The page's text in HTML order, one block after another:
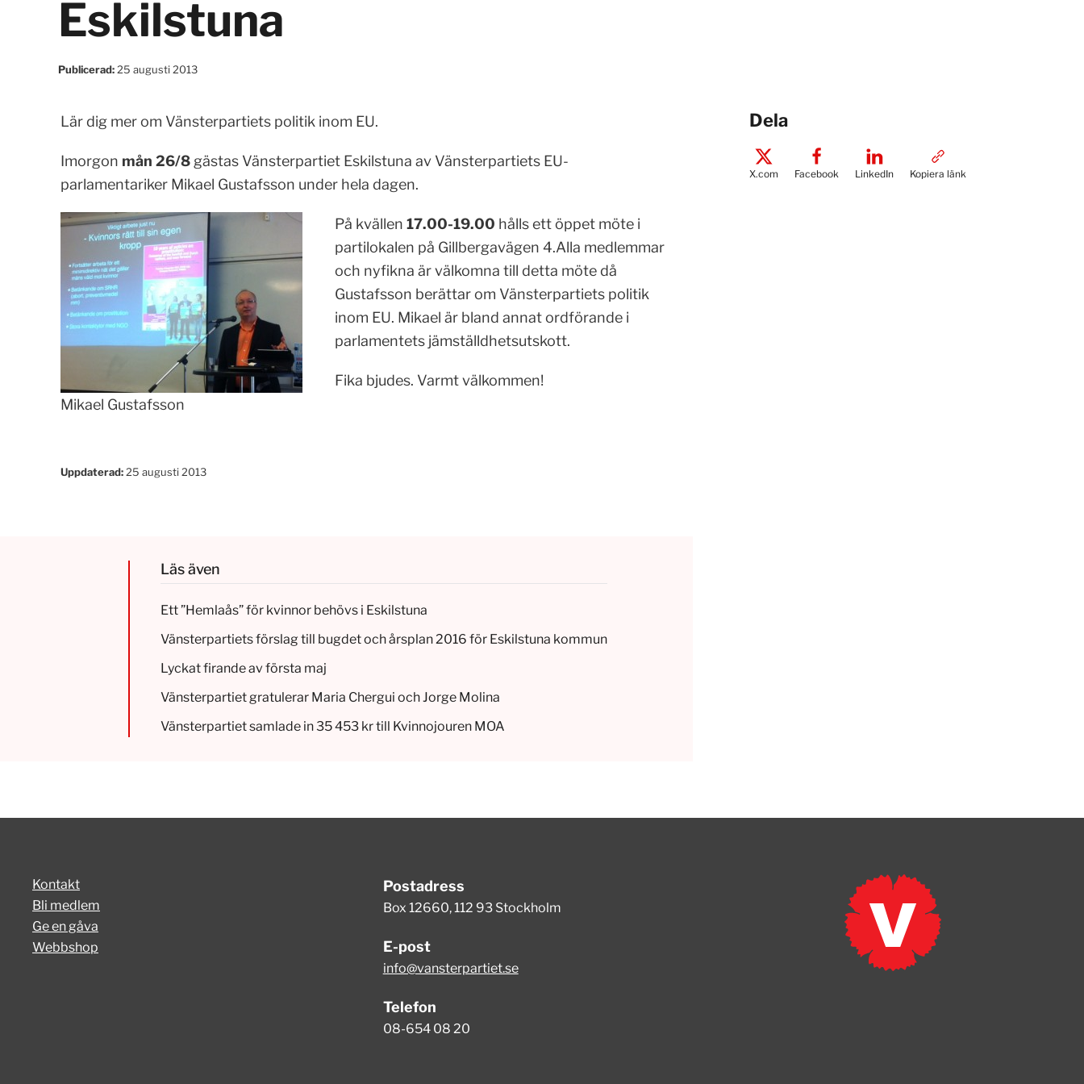
Eskilstuna
Publicerad: 25 augusti 2013
Lär dig mer om Vänsterpartiets politik inom EU.
Imorgon mån 26/8gästas Vänsterpartiet Eskilstuna av Vänsterpartiets EU-
parlamentariker Mikael Gustafsson under hela dagen.
Mikael Gustafsson
På kvällen 17.00-19.00 hålls ett öppet möte i
partilokalen på Gillbergavägen 4.Alla medlemmar
och nyfikna är välkomna till detta möte då
Gustafsson berättar om Vänsterpartiets politik
inom EU. Mikael är bland annat ordförande i
parlamentets jämställdhetsutskott.
Fika bjudes. Varmt välkommen!
Uppdaterad:25 augusti 2013
Läs även
Ett ”Hemlaås” för kvinnor behövs i Eskilstuna
Vänsterpartiets förslag till bugdet och årsplan 2016 för Eskilstuna kommun
Lyckat firande av första maj
Vänsterpartiet gratulerar Maria Chergui och Jorge Molina
Vänsterpartiet samlade in 35 453 kr till Kvinnojouren MOA
Dela
X.com Facebook LinkedIn Kopiera länk
Kontakt
Bli medlem
Ge en gåva
Webbshop
Postadress
Box 12660, 112 93 Stockholm
E-post
info@vansterpartiet.se
Telefon
08-654 08 20